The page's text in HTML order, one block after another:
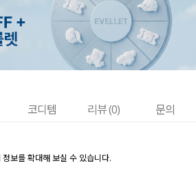
코디템 리뷰 (0) 문의
정보를 확대해 보실 수 있습니다.